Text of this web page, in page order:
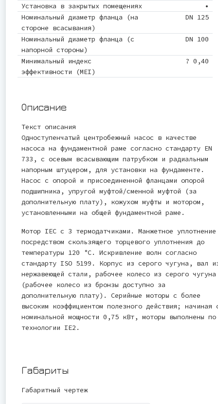
Установка в закрытых помещениях
•
Номинальный диаметр фланца (на
стороне всасывания)
DN 125
Номинальный диаметр фланца (с
напорной стороны)
DN 100
Минимальный индекс
эффективности (MEI)
? 0,40
Описание
Текст описания
Одноступенчатый центробежный насос в качестве
насоса на фундаментной раме согласно стандарту EN
733, с осевым всасывающим патрубком и радиальным
напорным штуцером, для установки на фундаменте.
Насос с опорой и присоединенной фланцами опорой
подшипника, упругой муфтой/сменной муфтой (за
дополнительную плату), кожухом муфты и мотором,
установленными на общей фундаментной раме.
Мотор IEC с 3 термодатчиками. Манжетное уплотнение
посредством скользящего торцевого уплотнения до
температуры 120 °C. Искривление волн согласно
стандарту ISO 5199. Корпус из серого чугуна, вал
нержавеющей стали, рабочее колесо из серого чугуна
(рабочее колесо из бронзы доступно за
дополнительную плату). Серийные моторы с более
высоким коэффициентом полезного действия; начиная
номинальной мощности 0,75 кВт, моторы выполнены по
технологии IE2.
Габариты
Габаритный чертеж